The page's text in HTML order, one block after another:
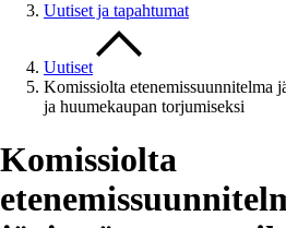
Uutiset ja tapahtumat
Uutiset
Komissiolta etenemissuunnitelma
ja huumekaupan torjumiseksi
Komissiolta